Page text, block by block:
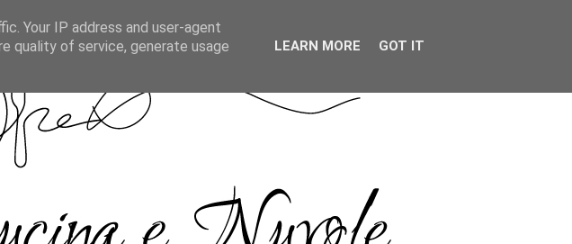
Your IP address and user-agent
quality of service, generate usage
LEARN MORE GOT IT